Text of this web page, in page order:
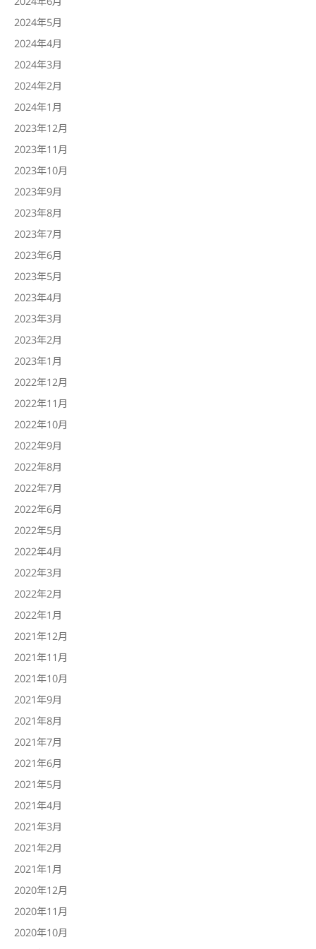
2024年5月
2024年4月
2024年3月
2024年2月
2024年1月
2023年12月
2023年11月
2023年10月
2023年9月
2023年8月
2023年7月
2023年6月
2023年5月
2023年4月
2023年3月
2023年2月
2023年1月
2022年12月
2022年11月
2022年10月
2022年9月
2022年8月
2022年7月
2022年6月
2022年5月
2022年4月
2022年3月
2022年2月
2022年1月
2021年12月
2021年11月
2021年10月
2021年9月
2021年8月
2021年7月
2021年6月
2021年5月
2021年4月
2021年3月
2021年2月
2021年1月
2020年12月
2020年11月
2020年10月